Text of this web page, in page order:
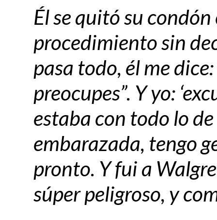
Él se quitó su
procedimiento sin
pasa todo, él me
preocupes”. Y yo:
estaba con todo lo
embarazada, tengo
pronto. Y fui a
súper peligroso, y